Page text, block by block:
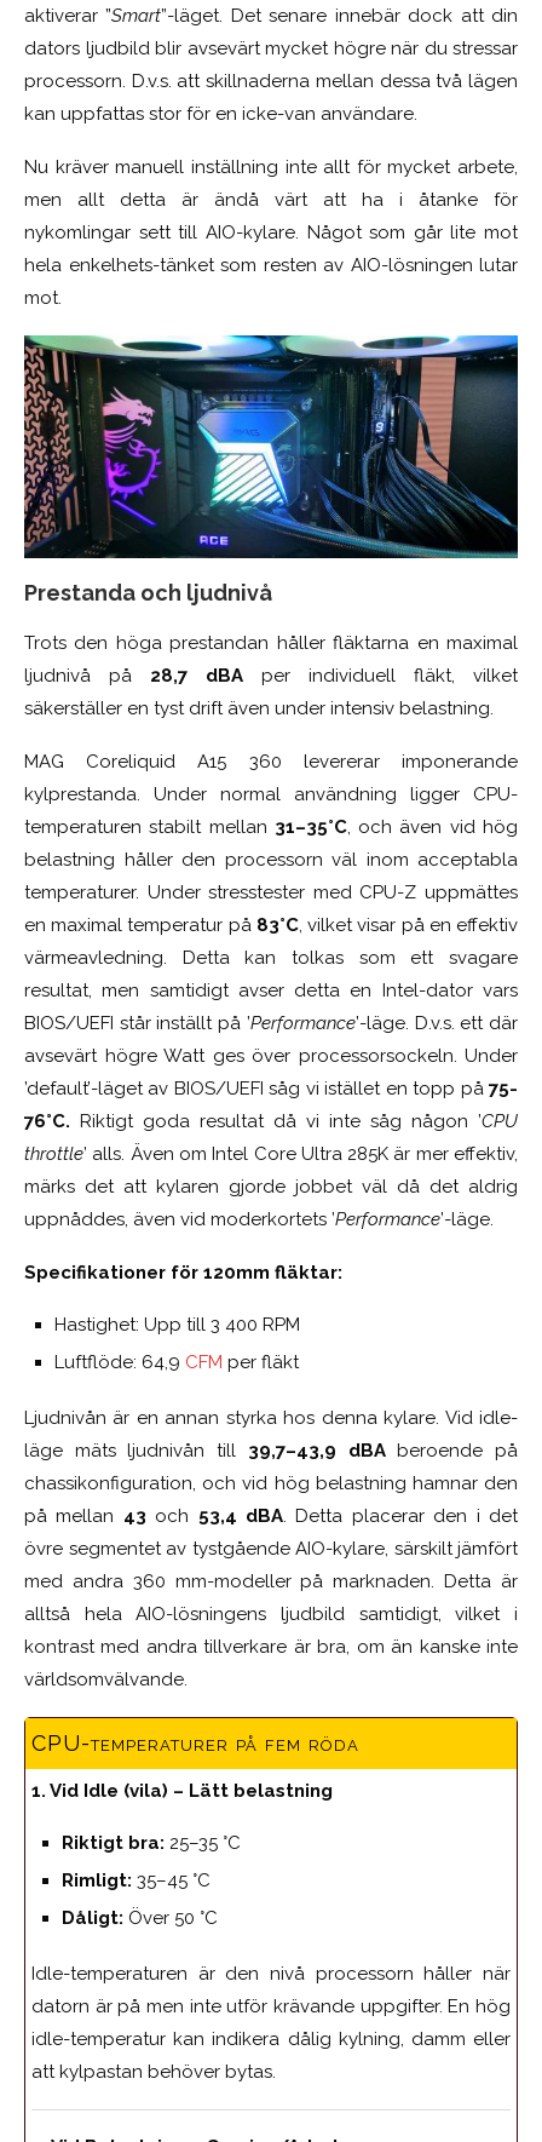
aktiverar ”Smart”-läget. Det senare innebär dock att din
dators ljudbild blir avsevärt mycket högre när du stressar
processorn. D.v.s. att skillnaderna mellan dessa två lägen
kan uppfattas stor för en icke-van användare.
Nu kräver manuell inställning inte allt för mycket arbete,
men allt detta är ändå värt att ha i åtanke för
nykomlingar sett till AIO-kylare. Något som går lite mot
hela enkelhets-tänket som resten av AIO-lösningen lutar
mot.
Prestanda och ljudnivå
Trots den höga prestandan håller fläktarna en maximal
ljudnivå på 28,7 dBA per individuell fläkt, vilket
säkerställer en tyst drift även under intensiv belastning.
MAG Coreliquid A15 360 levererar imponerande
kylprestanda. Under normal användning ligger CPU-
temperaturen stabilt mellan 31–35°C, och även vid hög
belastning håller den processorn väl inom acceptabla
temperaturer. Under stresstester med CPU-Z uppmättes
en maximal temperatur på 83°C, vilket visar på en effektiv
värmeavledning. Detta kan tolkas som ett svagare
resultat, men samtidigt avser detta en Intel-dator vars
BIOS/UEFI står inställt på ’Performance’-läge. D.v.s. ett där
avsevärt högre Watt ges över processorsockeln. Under
’default’-läget av BIOS/UEFI såg vi istället en topp på 75-
76°C. Riktigt goda resultat då vi inte såg någon ’CPU
throttle’ alls. Även om Intel Core Ultra 285K är mer effektiv,
märks det att kylaren gjorde jobbet väl då det aldrig
uppnåddes, även vid moderkortets ’Performance’-läge.
Specifikationer för 120mm fläktar:
Hastighet: Upp till 3 400 RPM
Luftflöde: 64,9 CFM per fläkt
Ljudnivån är en annan styrka hos denna kylare. Vid idle-
läge mäts ljudnivån till 39,7–43,9 dBAberoende på
chassikonfiguration, och vid hög belastning hamnar den
på mellan 43 och 53,4 dBA. Detta placerar den i det
övre segmentet av tystgående AIO-kylare, särskilt jämfört
med andra 360 mm-modeller på marknaden. Detta är
alltså hela AIO-lösningens ljudbild samtidigt, vilket i
kontrast med andra tillverkare är bra, om än kanske inte
världsomvälvande.
CPU-temperaturer på fem röda
1. Vid Idle (vila) – Lätt belastning
Riktigt bra: 25–35 °C
Rimligt: 35–45 °C
Dåligt: Över 50 °C
Idle-temperaturen är den nivå processorn håller när
datorn är på men inte utför krävande uppgifter. En hög
idle-temperatur kan indikera dålig kylning, damm eller
att kylpastan behöver bytas.